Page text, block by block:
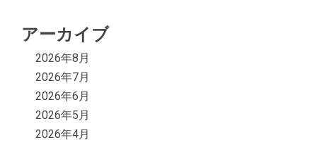
アーカイブ
2026年8月
2026年7月
2026年6月
2026年5月
2026年4月